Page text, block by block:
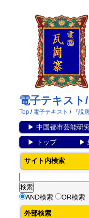
電子テキスト
Top/ 電子テキスト / 『說
▶ 中国都市芸能研
▶
トップ▶
サイト内検索
AND検索 OR検索
外部検索